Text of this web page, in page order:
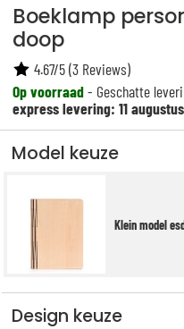
Boeklamp
doop
Op voorraad- Geschatte
express levering: 11 augustus
4.67/5(3 Reviews)
Model keuze
Klein model
Design keuze